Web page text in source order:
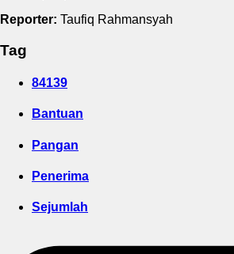
Reporter: Taufiq Rahmansyah
Tag
84139
Bantuan
Pangan
Penerima
Sejumlah